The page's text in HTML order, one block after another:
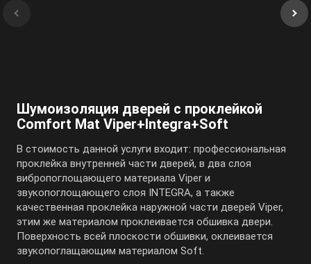
Шумоизоляция дверей с проклейкой
Comfort Mat Viper+Integra+Soft
В стоимость данной услуги входит: профессиональная
проклейка внутренней части дверей, в два слоя
вибропоглощающего материала Viper и
звукопоглощающего слоя INTEGRA, а также
качественная проклейка наружной части дверей Viper,
этим же материалом проклеивается обшивка двери.
Поверхность всей плоскости обшивки, оклеивается
звукопоглащающим материалом Soft.